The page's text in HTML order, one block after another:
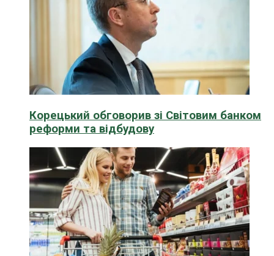
Корецький обговорив зі Світовим банком
реформи та відбудову